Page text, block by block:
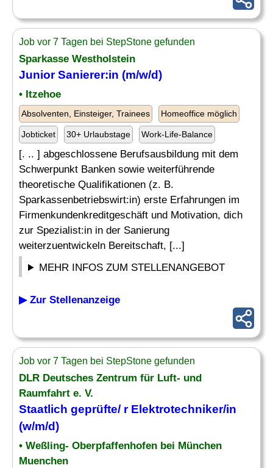
Job vor 7 Tagen bei StepStone gefunden
Sparkasse Westholstein
Junior Sanierer:in (m/w/d)
• Itzehoe
Absolventen, Einsteiger, Trainees Homeoffice möglich
Jobticket 30+ Urlaubstage Work-Life-Balance
[. .. ] abgeschlossene Berufsausbildung mit dem
Schwerpunkt Banken sowie weiterführende
theoretische Qualifikationen (z. B.
Sparkassenbetriebswirt:in) erste Erfahrungen im
Firmenkundenkreditgeschäft und Motivation, dich
zur Spezialist:in in der Sanierung
weiterzuentwickeln Bereitschaft, [...]
MEHR INFOS ZUM STELLENANGEBOT
▶ Zur Stellenanzeige
Job vor 7 Tagen bei StepStone gefunden
DLR Deutsches Zentrum für Luft- und
Raumfahrt e. V.
Staatlich geprüfte/ r Elektrotechniker/in
(w/m/d)
• Weßling- Oberpfaffenhofen bei München
Muenchen